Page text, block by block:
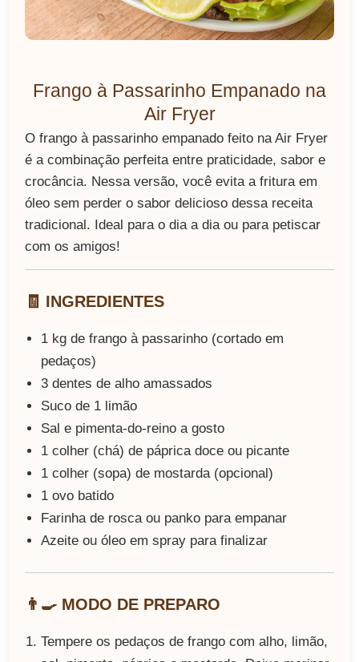
Frango à Passarinho Empanado na
Air Fryer
O frango à passarinho empanado feito na Air Fryer
é a combinação perfeita entre praticidade, sabor e
crocância. Nessa versão, você evita a fritura em
óleo sem perder o sabor delicioso dessa receita
tradicional. Ideal para o dia a dia ou para petiscar
com os amigos!
🧾 INGREDIENTES
1 kg de frango à passarinho (cortado em
pedaços)
3 dentes de alho amassados
Suco de 1 limão
Sal e pimenta-do-reino a gosto
1 colher (chá) de páprica doce ou picante
1 colher (sopa) de mostarda (opcional)
1 ovo batido
Farinha de rosca ou panko para empanar
Azeite ou óleo em spray para finalizar
👨‍🍳 MODO DE PREPARO
Tempere os pedaços de frango com alho, limão,